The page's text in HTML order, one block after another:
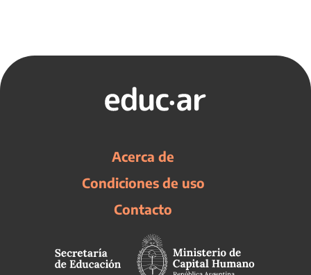
Acerca de
Condiciones de uso
Contacto